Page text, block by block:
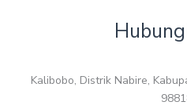
Kalibobo, Distrik Nabire,